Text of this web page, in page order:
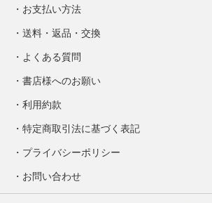
お支払い方法
送料・返品・交換
よくある質問
書店様へのお願い
利用約款
特定商取引法に基づく表記
プライバシーポリシー
お問い合わせ